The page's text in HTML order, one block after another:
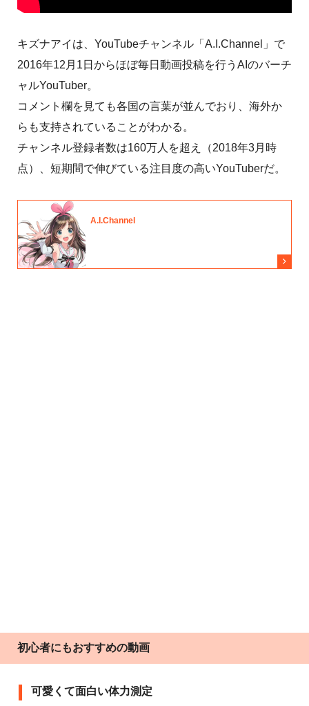
キズナアイは、YouTubeチャンネル「A.I.Channel」で
2016年12月1日からほぼ毎日動画投稿を行うAIのバーチ
ャルYouTuber。
コメント欄を見ても各国の言葉が並んでおり、海外か
らも支持されていることがわかる。
チャンネル登録者数は160万人を超え（2018年3月時
点）、短期間で伸びている注目度の高いYouTuberだ。
初心者にもおすすめの動画
可愛くて面白い体力測定